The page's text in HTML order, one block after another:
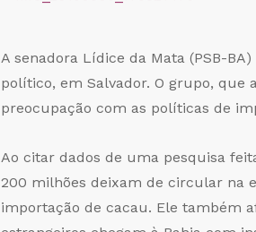
A senadora Lídice da Mata (PSB-
político, em Salvador. O grupo,
preocupação com as políticas de
Ao citar dados de uma pesquisa
200 milhões deixam de circular na
importação de cacau. Ele também